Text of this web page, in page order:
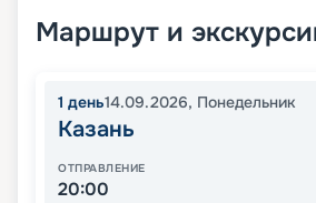
Маршрут и
1 день14.09.2026, Понедельник
Казань
ОТПРАВЛЕНИЕ
20:00